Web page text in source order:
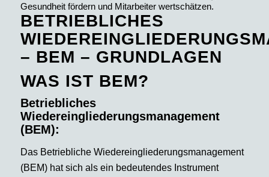
Gesundheit fördern und Mitarbeiter wertschätzen.
BETRIEBLICHES
– BEM – GRUNDLAGEN
WAS IST BEM?
Betriebliches
Wiedereingliederungsmanagement
(BEM):
Das Betriebliche Wiedereingliederungsmanagement
(BEM) hat sich als ein bedeutendes Instrument